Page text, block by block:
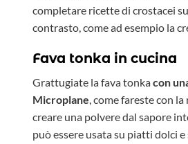
completare ricette di crostacei
contrasto, come ad esempio la
Fava tonka in cucina
Grattugiate la fava tonkacon
Microplane, come fareste con
creare una polvere dal sapore
può essere usata su piatti dolci